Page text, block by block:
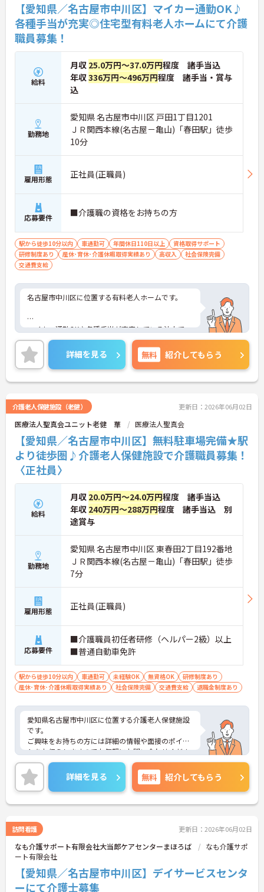
【愛知県／名古屋市中川区】マイカー通勤OK♪
各種手当が充実◎住宅型有料老人ホームにて介護
職員募集！
給料
月収 25.0万円～37.0万円程度 諸手当込
年収336万円～496万円程度 諸手当・賞与
込
勤務地
愛知県 名古屋市中川区 戸田1丁目1201
ＪＲ関西本線(名古屋－亀山)「春田駅」徒歩
10分
雇用形態 正社員(正職員)
応募要件 ■介護職の資格をお持ちの方
駅から徒歩10分以内 車通勤可 年間休日110日以上
資格取得サポート
研修制度あり
産休･育休･介護休暇取得実績あり 高収入
社会保険完備
交通費支給
名古屋市中川区に位置する有料老人ホームです。
マイカー通勤OK♪各種手当が充実している法人で
す！
ご興味をお持ちの方には詳細の情報や面接のポイン
トをお伝えしますのでお気軽にお問い合わせくださ
詳細を見る 無料 紹介してもらう
介護老人保健施設（老健） 更新日：2026年06月02日
医療法人聖真会ユニット老健 華 医療法人聖真会
【愛知県／名古屋市中川区】無料駐車場完備★駅
より徒歩圏♪介護老人保健施設で介護職員募集！
〈正社員〉
給料
月収 20.0万円～24.0万円程度 諸手当込
年収 240万円～288万円程度 諸手当込 別
途賞与
勤務地
愛知県 名古屋市中川区 東春田2丁目192番地
ＪＲ関西本線(名古屋－亀山)「春田駅」徒歩
7分
雇用形態 正社員(正職員)
応募要件
■介護職員初任者研修（ヘルパー2級）以上
■普通自動車免許
駅から徒歩10分以内 車通勤可 未経験OK 無資格OK
研修制度あり
産休･育休･介護休暇取得実績あり
社会保険完備 交通費支給 退職金制度あり
愛知県名古屋市中川区に位置する介護老人保健施設
です。
ご興味をお持ちの方には詳細の情報や面接のポイン
トをお伝えしますのでお気軽にお問い合わせくださ
いませ。
詳細を見る 無料 紹介してもらう
訪問看護 更新日：2026年06月02日
なも介護サポート有限会社大当郎ケアセンターまほろば
なも介護サポ
ート有限会社
【愛知県／名古屋市中川区】デイサービスセンタ
ーにて介護士募集